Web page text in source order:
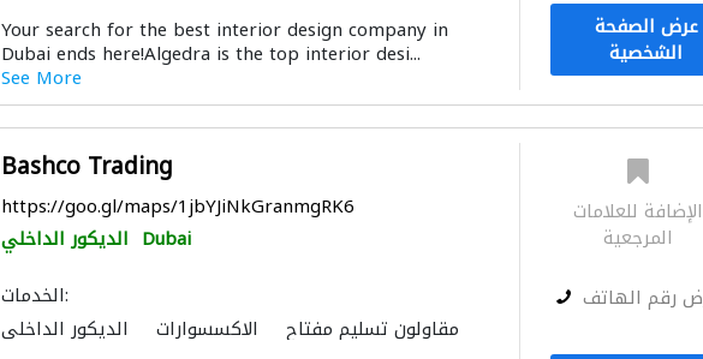
Your search for the best interior design company in
Dubai ends here!Algedra is the top interior desi...
See More
عرض الصفحة
الشخصية
Bashco Trading
https://goo.gl/maps/1jbYJiNkGranmgRK6
الديكور الداخلي Dubai
الخدمات:
الديكور الداخلي
الاكسسوارات مقاولون تسليم مفتاح
الإضافة للعلامات
المرجعية
رقم الهاتف